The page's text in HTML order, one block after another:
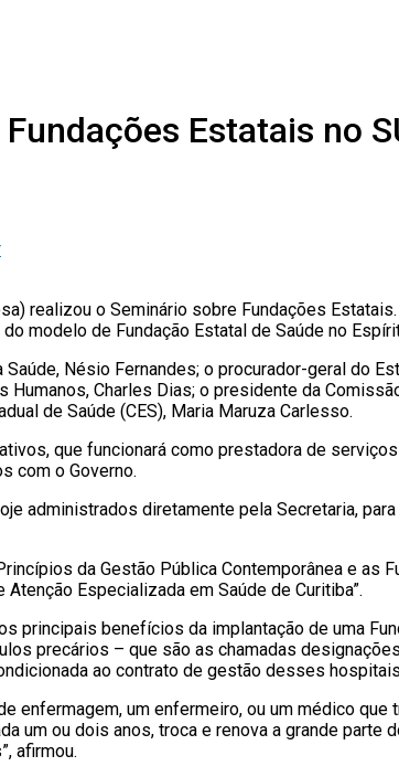
Estatais no
realizou o Seminário sobre Fundações
modelo de Fundação Estatal de Saúde no
Nésio Fernandes; o procurador-geral do
Humanos, Charles Dias; o presidente da
de Saúde (CES), Maria Maruza Carlesso.
que funcionará como prestadora de
com o Governo.
administrados diretamente pela Secretaria,
da Gestão Pública Contemporânea e as
Especializada em Saúde de Curitiba”.
principais benefícios da implantação de uma
precários – que são as chamadas
ao contrato de gestão desses
enfermagem, um enfermeiro, ou um médico
um ou dois anos, troca e renova a grande
afirmou.